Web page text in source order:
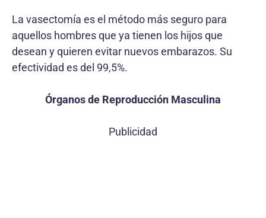
La vasectomía es el método más seguro para
aquellos hombres que ya tienen los hijos que
desean y quieren evitar nuevos embarazos. Su
efectividad es del 99,5%.
Órganos de Reproducción Masculina
Publicidad